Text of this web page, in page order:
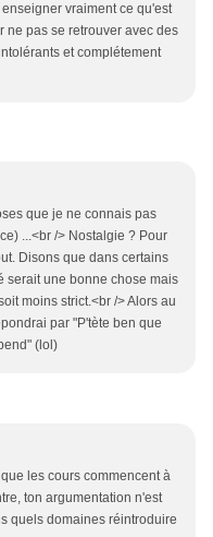
vraiment ce qu'est
ne pas se retrouver avec des
et complétement
que je ne connais pas
...<br /> Nostalgie ? Pour
Disons que dans certains
serait une bonne chose mais
moins strict.<br /> Alors au
par "P'tète ben que
(lol)
les cours commencent à
ton argumentation n'est
quels domaines réintroduire